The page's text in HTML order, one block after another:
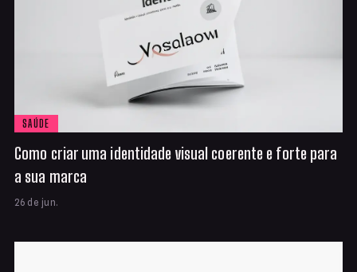
SAÚDE
Como criar uma identidade visual coerente e forte para
a sua marca
26 de jun.